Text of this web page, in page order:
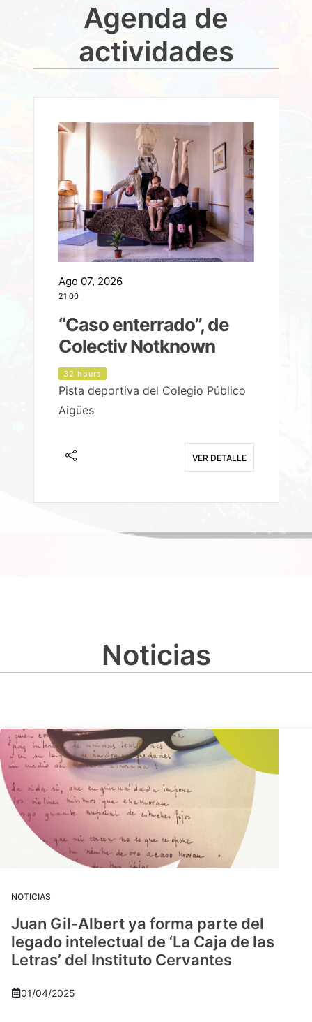
Agenda de
actividades
Ago 07, 2026
21:00
“Caso enterrado”, de
Colectiv Notknown
32 hours
Pista deportiva del Colegio Público
Aigües
VER DETALLE
Noticias
NOTICIAS
Juan Gil-Albert ya forma parte del
legado intelectual de ‘La Caja de las
Letras’ del Instituto Cervantes
01/04/2025